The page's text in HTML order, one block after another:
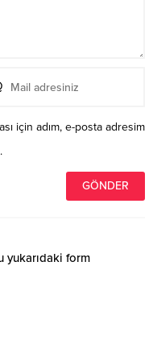
için adım, e-posta adresim
yukarıdaki form